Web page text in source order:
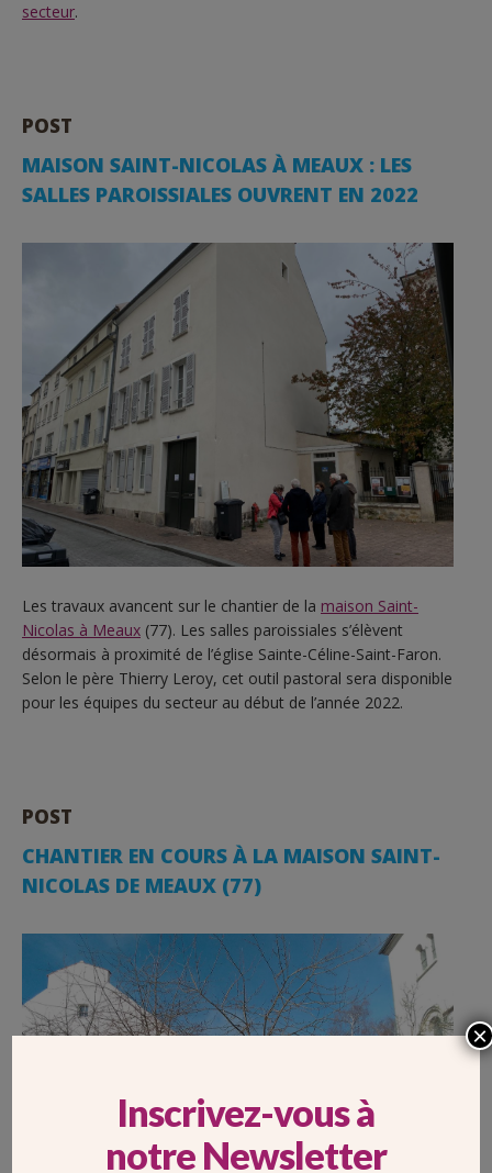
secteur.
POST
MAISON SAINT-NICOLAS À MEAUX : LES
SALLES PAROISSIALES OUVRENT EN 2022
Les travaux avancent sur le chantier de la maison Saint-
Nicolas à Meaux (77). Les salles paroissiales s’élèvent
désormais à proximité de l’église Sainte-Céline-Saint-Faron.
Selon le père Thierry Leroy, cet outil pastoral sera disponible
pour les équipes du secteur au début de l’année 2022.
POST
CHANTIER EN COURS À LA MAISON SAINT-
NICOLAS DE MEAUX (77)
Inscrivez-vous à
notre Newsletter
×